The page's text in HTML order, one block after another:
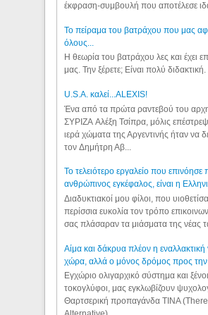
έκφραση-συμβουλή που αποτέλεσε
Το πείραμα του βατράχου που μας
όλους...
Η θεωρία του βατράχου λες και έχει
μας. Την ξέρετε; Είναι πολύ διδακτική.
U.S.A. καλεί...ALEXIS!
Ένα από τα πρώτα ραντεβού του
ΣΥΡΙΖΑ Αλέξη Τσίπρα, μόλις
ιερά χώματα της Αργεντινής ήταν να
τον Δημήτρη Αβ...
Το τελειότερο εργαλείο που επινόησε
ανθρώπινος εγκέφαλος, είναι η
Διαδυκτιακοί μου φίλοι, που
περίσσια ευκολία τον τρόπο
σας πλάσαραν τα μιάσματα της νέας
Αίμα και δάκρυα πλέον η εναλλακτική
χώρα, αλλά ο μόνος δρόμος προς την
Εγχώριο ολιγαρχικό σύστημα και ξένοι
τοκογλύφοι, μας εγκλωβίζουν
Θαρτσερική προπαγάνδα TINA